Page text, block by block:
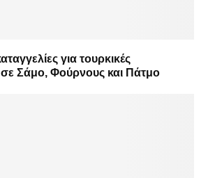
για τουρκικές
Σάμο, Φούρνους και Πάτμο